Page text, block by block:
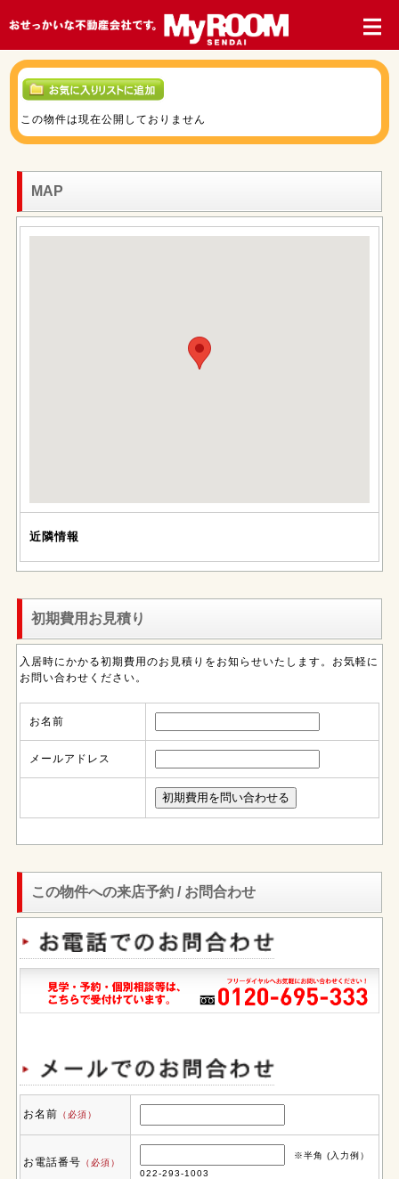
この物件は現在公開しておりません
MAP
近隣情報
初期費用お見積り
入居時にかかる初期費用のお見積りをお知らせいたします。お気軽に
お問い合わせください。
お名前
メールアドレス
この物件への来店予約 / お問合わせ
お名前 （必須）
お電話番号 （必須）
※半角 (入力例）
022-293-1003